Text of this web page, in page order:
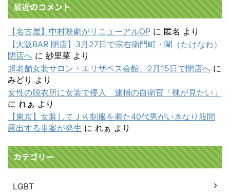
最近のコメント
【名古屋】中村映劇がリニューアルOP に 匿名 より
【大阪BAR 閉店】3月27日で宗右衛門町・闌（たけなわ）
閉店へ に 紗里菜 より
超老舗女装サロン・エリザベス会館、2月15日で閉店へ に
みどり より
女性の脱衣所に女装で侵入 逮捕の自衛官「裸が見たい」
に れぁ より
【東京】女装してＪＫ制服を着た40代男がいきなり股間
露出する事案が発生 に れぁ より
カテゴリー
LGBT